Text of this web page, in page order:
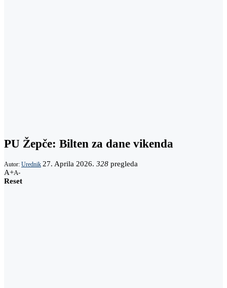
PU Žepče: Bilten za dane vikenda
Autor: Urednik 27. Aprila 2026. 328 pregleda
A+A-
Reset